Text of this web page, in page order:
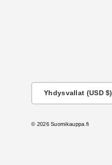
Yhdysvallat (USD $)
© 2026Suomikauppa.fi